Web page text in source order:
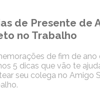
de Presente de
no Trabalho
de fim de ano
5 dicas que vão te
seu colega no Amigo